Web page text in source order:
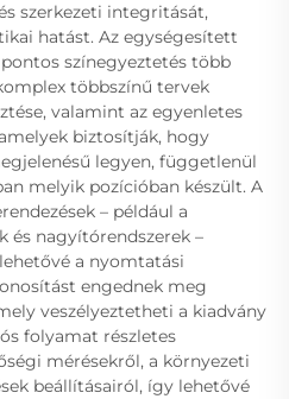
szerkezeti integritását,
hatást. Az egységesített
színegyeztetés több
többszínű tervek
valamint az egyenletes
biztosítják, hogy
legyen, függetlenül
melyik pozícióban készült. A
– például a
és nagyítórendszerek –
a nyomtatási
engednek meg
veszélyeztetheti a kiadvány
folyamat részletes
mérésekről, a környezeti
beállításairól, így lehetővé